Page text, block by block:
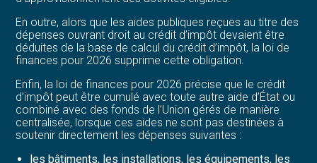
En outre, alors que les aides publiques reçues au titre des
dépenses ouvrant droit au crédit d’impôt devaient être
déduites de la base de calcul du crédit d’impôt, la loi de
finances pour 2026 supprime cette obligation.
Enfin, la loi de finances pour 2026 précise que le crédit
d’impôt peut être cumulé avec toute autre aide d’État ou
combiné avec des fonds de l’Union gérés de manière
centralisée, lorsque ces aides ne sont pas destinées à
soutenir directement les dépenses suivantes :
les bâtiments, les installations, les équipements, les